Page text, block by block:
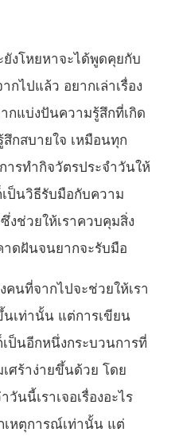
งโหยหาจะได้พูดคุยกับ
กไปแล้ว อยากเล่าเรื่อง
กแบ่งปันความรู้สึกที่เกิด
สึกสบายใจ เหมือนทุก
ารทำกิจวัตรประจำวันให้
ป็นวิธีรับมือกับความ
งช่วยให้เราควบคุมสิ่ง
าดฝันจนยากจะรับมือ
คนที่จากไปจะช่วยให้เรา
เท่านั้น แต่การเขียน
ป็นอีกหนึ่งกระบวนการที่
ศร้าง่ายขึ้นด้วย โดย
นนี้เราเจอเรื่องอะไร
เหตุการณ์เท่านั้น แต่